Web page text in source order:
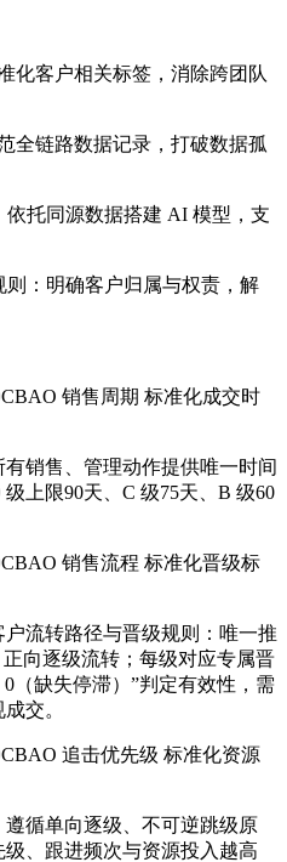
化客户相关标签，消除跨团队
全链路数据记录，打破数据孤
依托同源数据搭建 AI 模型，支
则：明确客户归属与权责，解
销售周期 标准化成交时
销售、管理动作提供唯一时间
上限90天、C 级75天、B 级60
销售流程 标准化晋级标
流转路径与晋级规则：唯一推
逐级流转；每级对应专属晋
（缺失停滞）”判定有效性，需
交。
追击优先级 标准化资源
循单向逐级、不可逆跳级原
、跟进频次与资源投入越高